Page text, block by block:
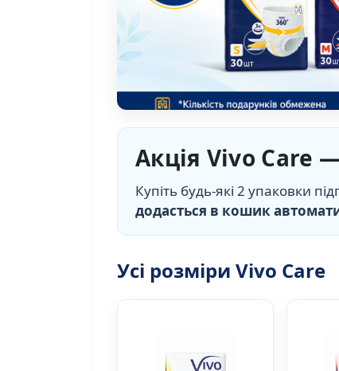
Акція Vivo Care
Купіть будь-які 2 упаковки
додасться в кошик
Усі розміри Vivo Care